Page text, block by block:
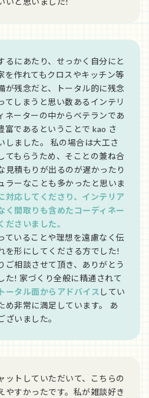
るにあたり、せっかく自分にと
を作れてもクロスやキッチン等
が残念だと、トータル的に残念
てしまうと思い数あるインテリ
ネーターの中からベテランであ
富であるということで kao さ
しました。 私の場合は大工さ
てもらうため、そことの兼ね合
見積もりが出るのが遅かったり
ラーなことも多かったと思いま
対応してくださり、インテリア
く間取りも含めたコーディネー
ださいました。
ていることや理想を遠慮なく伝
を形にしてくださる方でした!
ご相談させて頂き、ありがとう
た! 家づくり全般に精通されて
トータル面からアドバイス してい
め非常に満足しています。 あ
ざいました。
ットしていただいて、こちらの
やすかったです。私が雑談好き